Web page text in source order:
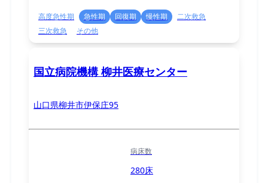
高度急性期 急性期 回復期 慢性期
二次救急
三次救急
その他
国立病院機構 柳井医療センター
山口県柳井市伊保庄95
病床数
280床